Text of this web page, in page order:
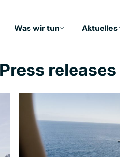
Was wir tun Aktuelles
Press releases